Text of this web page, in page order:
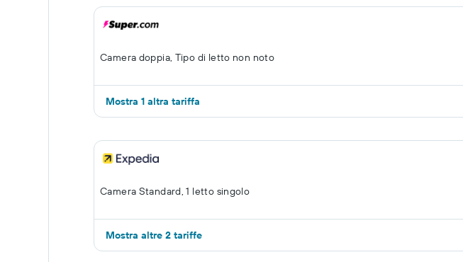
Camera doppia, Tipo di letto non noto
Mostra 1 altra tariffa
Camera Standard, 1 letto singolo
Mostra altre 2 tariffe